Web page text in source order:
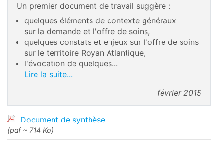
Un premier document de travail suggère :
quelques éléments de contexte généraux
sur la demande et l'offre de soins,
quelques constats et enjeux sur l'offre de soins
sur le territoire Royan Atlantique,
l'évocation de quelques...
Lire la suite...
février 2015
Document de synthèse
(pdf ~ 714 Ko)